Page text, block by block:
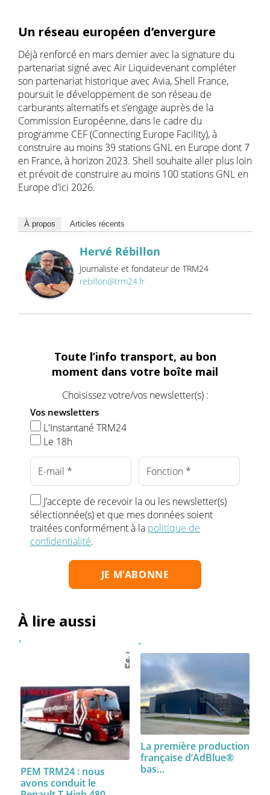
Un réseau européen d’envergure
Déjà renforcé en mars dernier avec la signature du
partenariat signé avec Air Liquidevenant compléter
son partenariat historique avec Avia, Shell France,
poursuit le développement de son réseau de
carburants alternatifs et s’engage auprès de la
Commission Européenne, dans le cadre du
programme CEF (Connecting Europe Facility), à
construire au moins 39 stations GNL en Europe dont 7
en France, à horizon 2023. Shell souhaite aller plus loin
et prévoit de construire au moins 100 stations GNL en
Europe d’ici 2026.
À propos Articles récents
Hervé Rébillon
Journaliste et fondateur de TRM24
rebillon@trm24.fr
Toute l’info transport, au bon
moment dans votre boîte mail
Choisissez votre/vos newsletter(s) :
Vos newsletters
L'Instantané TRM24
Le 18h
J’accepte de recevoir la ou les newsletter(s)
sélectionnée(s) et que mes données soient
traitées conformément à la politique de
confidentialité.
À lire aussi
PEM TRM24 : nous
avons conduit le
La première production
française d’AdBlue®
bas…